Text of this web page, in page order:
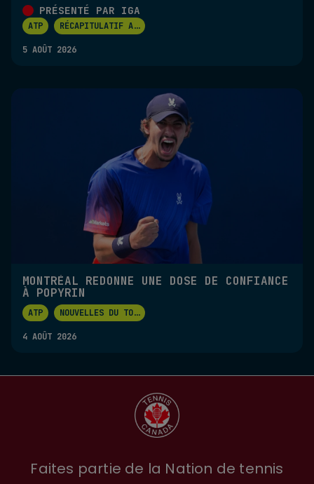
PRÉSENTÉ PAR IGA
ATP RÉCAPITULATIF A...
5 AOÛT 2026
MONTRÉAL REDONNE UNE DOSE DE CONFIANCE
À POPYRIN
ATP NOUVELLES DU TO...
4 AOÛT 2026
Faites partie de la Nation de tennis